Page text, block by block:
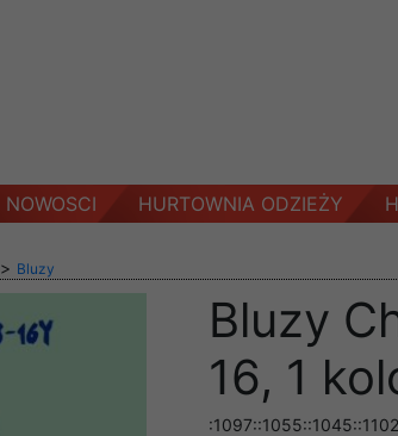
NOWOSCI HURTOWNIA ODZIEŻY
> Bluzy
Bluzy
16, 1
:1097::1055::1045::1102